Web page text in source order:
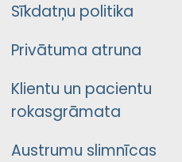
Sīkdatņu politika
Privātuma atruna
Klientu un pacientu
rokasgrāmata
Austrumu slimnīcas